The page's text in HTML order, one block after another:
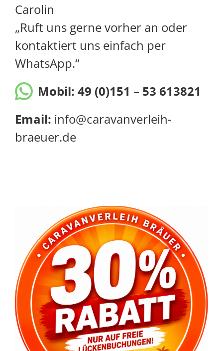
Carolin
„Ruft uns gerne vorher an oder
kontaktiert uns einfach per
WhatsApp.“
Mobil: 49 (0)151 – 53 613821
Email: info@caravanverleih-
braeuer.de